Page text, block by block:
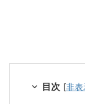
目次 [非表